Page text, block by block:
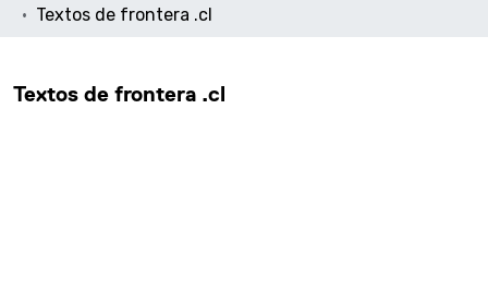
Textos de frontera .cl
Textos de frontera .cl